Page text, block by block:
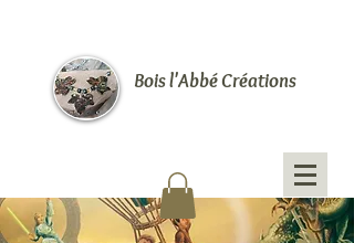
Bois l'Abbé Créations